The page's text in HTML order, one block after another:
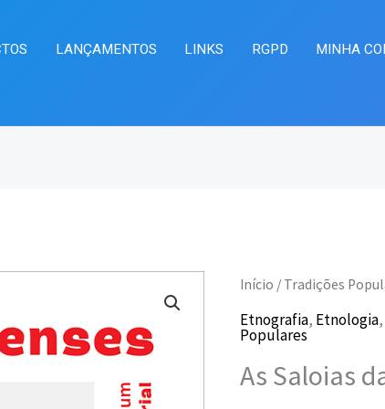
LANÇAMENTOS LINKS RGPD MINHA
Início / Tradições
Etnografia, Etnologia,
Populares
As Saloias
O
preço
Quantidade
de
As
Saloias